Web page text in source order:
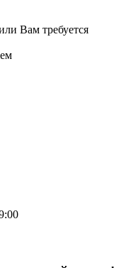
Вам требуется